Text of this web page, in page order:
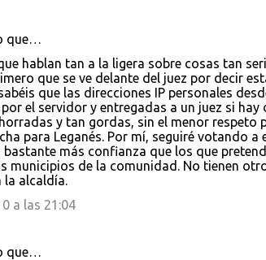
que…
hablan tan a la ligera sobre cosas tan
que se ve delante del juez por decir
que las direcciones IP personales
el servidor y entregadas a un juez si
y tan gordas, sin el menor respeto
para Leganés. Por mí, seguiré votando
más confianza que los que
municipios de la comunidad. No tienen
la alcaldía.
a las 21:04
que…